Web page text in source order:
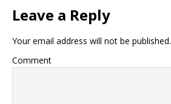
Leave a Reply
Your email address will not be published.
Comment